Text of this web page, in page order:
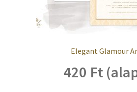
Elegant Glamour
420 Ft